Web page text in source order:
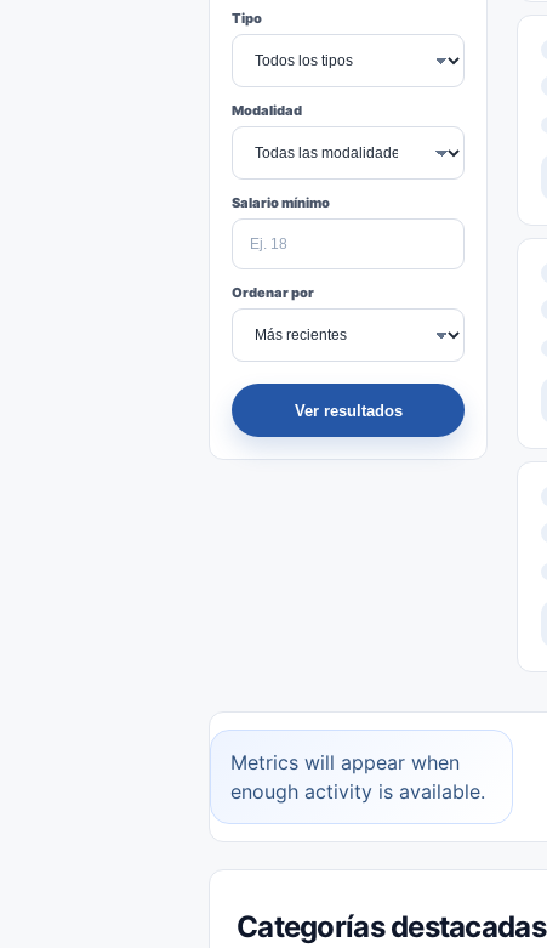
Tipo
Modalidad
Salario mínimo
Ordenar por
Ver resultados
Metrics will appear when
enough activity is available.
Categorías destacadas